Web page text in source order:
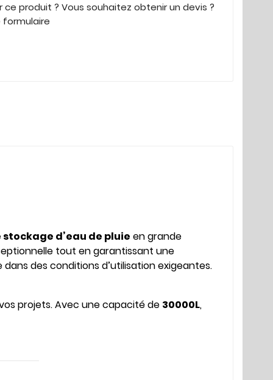
ce produit ? Vous souhaitez obtenir un devis ?
formulaire
d’eau de pluie en grande
tout en garantissant une
des conditions d’utilisation exigeantes.
projets. Avec une capacité de 30000L,